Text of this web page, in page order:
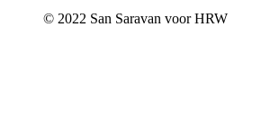
© 2022 San Saravan voor HRW